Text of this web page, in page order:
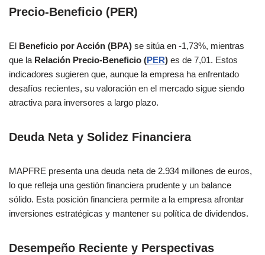
Precio-Beneficio (PER)
El Beneficio por Acción (BPA) se sitúa en -1,73%, mientras
que la Relación Precio-Beneficio (PER) es de 7,01. Estos
indicadores sugieren que, aunque la empresa ha enfrentado
desafíos recientes, su valoración en el mercado sigue siendo
atractiva para inversores a largo plazo.
Deuda Neta y Solidez Financiera
MAPFRE presenta una deuda neta de 2.934 millones de euros,
lo que refleja una gestión financiera prudente y un balance
sólido. Esta posición financiera permite a la empresa afrontar
inversiones estratégicas y mantener su política de dividendos.
Desempeño Reciente y Perspectivas